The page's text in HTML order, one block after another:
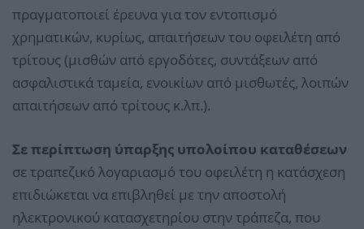
πραγματοποιεί έρευνα για τον εντοπισμό
χρηματικών, κυρίως, απαιτήσεων του οφειλέτη από
τρίτους (μισθών από εργοδότες, συντάξεων από
ασφαλιστικά ταμεία, ενοικίων από μισθωτές, λοιπών
απαιτήσεων από τρίτους κ.λπ.).
Σε περίπτωση ύπαρξης υπολοίπου καταθέσεων
σε τραπεζικό λογαριασμό του οφειλέτη η κατάσχεση
επιδιώκεται να επιβληθεί με την αποστολή
ηλεκτρονικού κατασχετηρίου στην τράπεζα, που